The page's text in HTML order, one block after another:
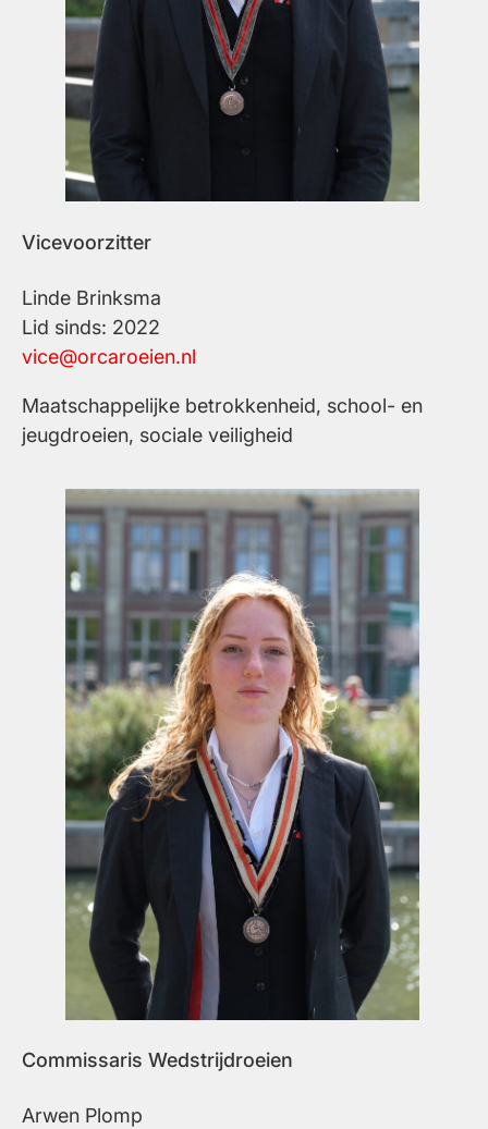
Vicevoorzitter
Linde Brinksma
Lid sinds: 2022
vice@orcaroeien.nl
Maatschappelijke betrokkenheid, school- en
jeugdroeien, sociale veiligheid
Commissaris Wedstrijdroeien
Arwen Plomp